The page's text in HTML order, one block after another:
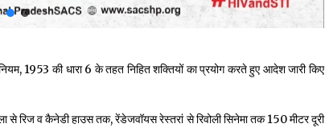
1953 की धारा 6 के तहत निहित शक्तियों का प्रयोग करते हुए आदेश जारी किए
से रिज व कैनेडी हाउस तक, रेंडेजवॉयस रेस्तरां से रिवोली सिनेमा तक 150 मीटर दूरी